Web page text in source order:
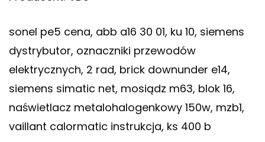
sonel pe5 cena, abb a16 30 01, ku 10, siemens
dystrybutor, oznaczniki przewodów
elektrycznych, 2 rad, brick downunder e14,
siemens simatic net, mosiądz m63, blok 16,
naświetlacz metalohalogenkowy 150w, mzb1,
vaillant calormatic instrukcja, ks 400 b